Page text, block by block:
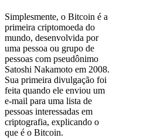
Simplesmente, o Bitcoin é a
primeira criptomoeda do
mundo, desenvolvida por
uma pessoa ou grupo de
pessoas com pseudônimo
Satoshi Nakamoto em 2008.
Sua primeira divulgação foi
feita quando ele enviou um
e-mail para uma lista de
pessoas interessadas em
criptografia, explicando o
que é o Bitcoin.